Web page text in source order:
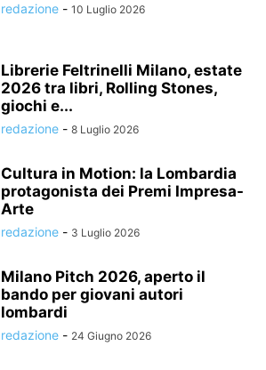
redazione - 10 Luglio 2026
Librerie Feltrinelli Milano, estate
2026 tra libri, Rolling Stones,
giochi e...
redazione - 8 Luglio 2026
Cultura in Motion: la Lombardia
protagonista dei Premi Impresa-
Arte
redazione - 3 Luglio 2026
Milano Pitch 2026, aperto il
bando per giovani autori
lombardi
redazione - 24 Giugno 2026